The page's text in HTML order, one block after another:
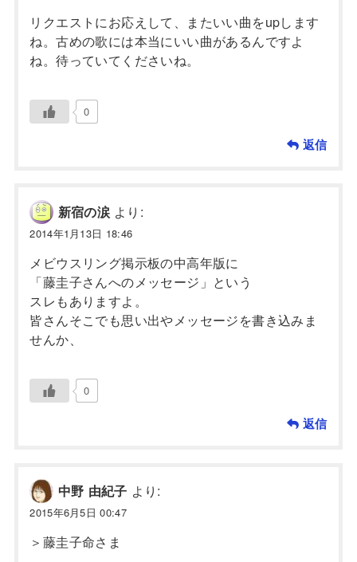
リクエストにお応えして、またいい曲をupします
ね。古めの歌には本当にいい曲があるんですよ
ね。待っていてくださいね。
0
返信
新宿の涙 より:
2014年1月13日 18:46
メビウスリング掲示板の中高年版に
「藤圭子さんへのメッセージ」という
スレもありますよ。
皆さんそこでも思い出やメッセージを書き込みま
せんか、
0
返信
中野 由紀子 より:
2015年6月5日 00:47
＞藤圭子命さま